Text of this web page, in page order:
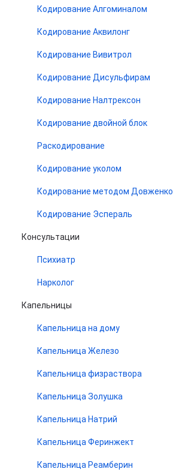
Кодирование Алгоминалом
Кодирование Аквилонг
Кодирование Вивитрол
Кодирование Дисульфирам
Кодирование Налтрексон
Кодирование двойной блок
Раскодирование
Кодирование уколом
Кодирование методом Довженко
Кодирование Эспераль
Консультации
Психиатр
Нарколог
Капельницы
Капельница на дому
Капельница Железо
Капельница физраствора
Капельница Золушка
Капельница Натрий
Капельница Феринжект
Капельница Реамберин